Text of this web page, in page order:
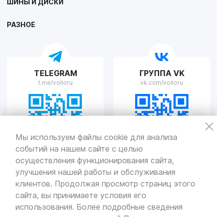
Мы используем файлы cookie для анализа
событий на нашем сайте с целью
осуществления функционирования сайта,
улучшения нашей работы и обслуживания
клиентов. Продолжая просмотр страниц этого
сайта, вы принимаете условия его
использования. Более подробные сведения
г. Липецк, улица Осипенко, д.8
VOLLO Рязань
г. Рязань, улица Островского, д.109/2
Пн-Пт с 9:00 до 20:00, Сб-Вс выходной
VOLLO Тверь
г. Тверь, проспект Николая Корыткова, 17А
Пн-Пт с 9:00 до 19:00 Сб-Вс с 10:00 до 19:00
ШИНЫ И ДИСКИ
РАЗНОЕ
TELEGRAM
t.me/volloru
ГРУППА VK
vk.com/volloru
Политикаконфиденциальности
Разработкаи продвижение — «SeoOlimp»